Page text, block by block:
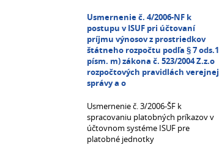
Usmernenie č. 4/2006-NF k
postupu v ISUF pri účtovaní
príjmu výnosov z prostriedkov
štátneho rozpočtu podľa § 7 ods.1
písm. m) zákona č. 523/2004 Z.z.o
rozpočtových pravidlách verejnej
správy a o
Usmernenie č. 3/2006-ŠF k
spracovaniu platobných príkazov v
účtovnom systéme ISUF pre
platobné jednotky